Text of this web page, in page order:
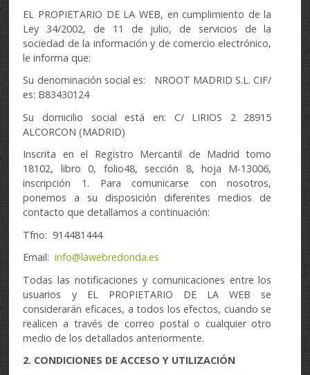
EL PROPIETARIO DE LA WEB, en cumplimiento de la
Ley 34/2002, de 11 de julio, de servicios de la
sociedad de la información y de comercio electrónico,
le informa que:
Su denominación social es: NROOT MADRID S.L. CIF/
es: B83430124
Su domicilio social está en: C/ LIRIOS 2 28915
ALCORCON (MADRID)
Inscrita en el Registro Mercantil de Madrid tomo
18102, libro 0, folio48, sección 8, hoja M-13006,
inscripción 1. Para comunicarse con nosotros,
ponemos a su disposición diferentes medios de
contacto que detallamos a continuación:
Tfno: 914481444
Email:info@lawebredonda.es
Todas las notificaciones y comunicaciones entre los
usuarios y EL PROPIETARIO DE LA WEB se
considerarán eficaces, a todos los efectos, cuando se
realicen a través de correo postal o cualquier otro
medio de los detallados anteriormente.
2. CONDICIONES DE ACCESO Y UTILIZACIÓN